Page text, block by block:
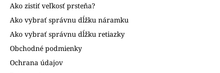
Ako zistiť veľkosť prsteňa?
Ako vybrať správnu dĺžku náramku
Ako vybrať správnu dĺžku retiazky
Obchodné podmienky
Ochrana údajov